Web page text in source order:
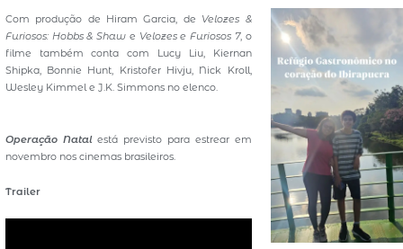
Com produção de Hiram Garcia, de Velozes &
Furiosos: Hobbs & Shaw e Velozes e Furiosos 7, o
filme também conta com Lucy Liu, Kiernan
Shipka, Bonnie Hunt, Kristofer Hivju, Nick Kroll,
Wesley Kimmel e J.K. Simmons no elenco.
Operação Natalestá previsto para estrear em
novembro nos cinemas brasileiros.
Trailer